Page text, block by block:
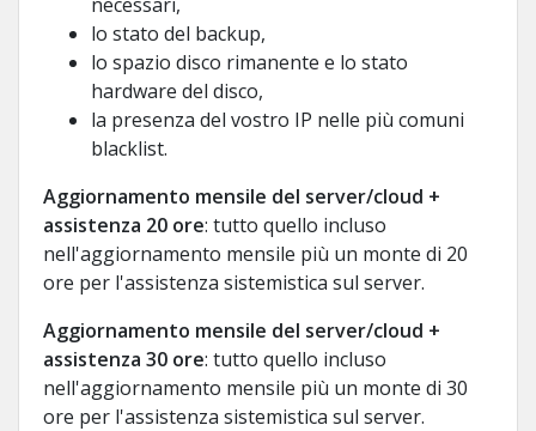
lo stato del backup,
lo spazio disco rimanente e lo stato
hardware del disco,
la presenza del vostro IP nelle più comuni
blacklist.
Aggiornamento mensile del server/cloud +
assistenza 20 ore: tutto quello incluso
nell'aggiornamento mensile più un monte di 20
ore per l'assistenza sistemistica sul server.
Aggiornamento mensile del server/cloud +
assistenza 30 ore: tutto quello incluso
nell'aggiornamento mensile più un monte di 30
ore per l'assistenza sistemistica sul server.